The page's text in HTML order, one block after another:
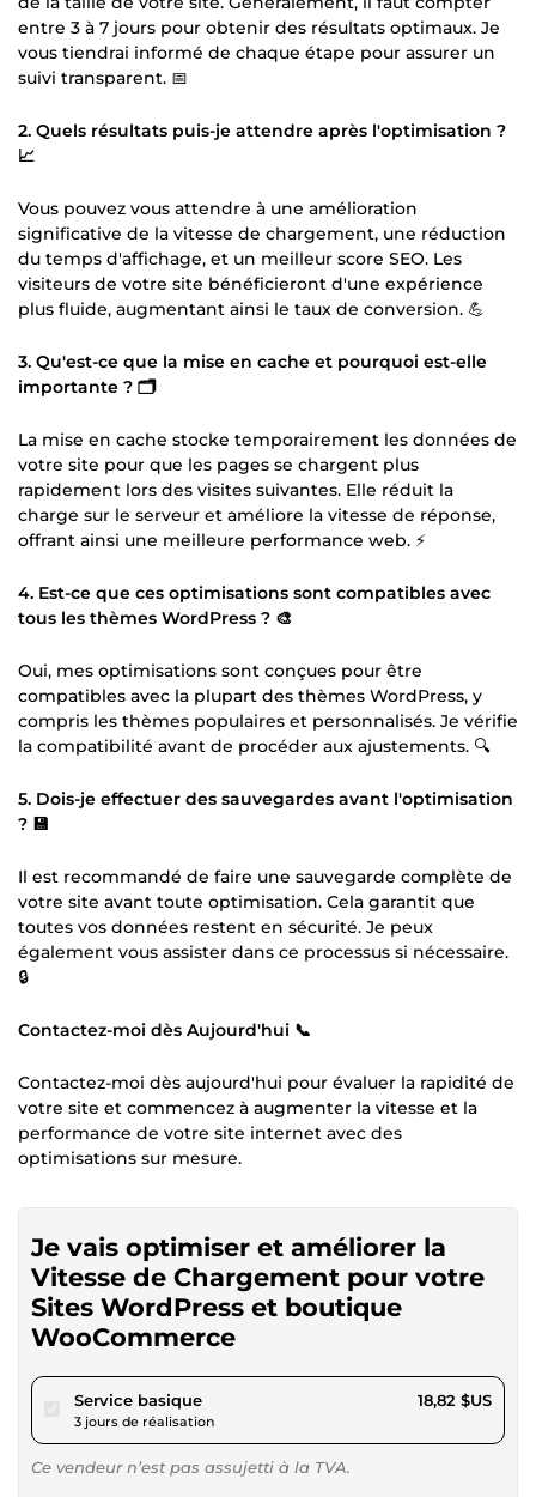
entre 3 à 7 jours pour obtenir des résultats optimaux. Je
vous tiendrai informé de chaque étape pour assurer un
suivi transparent. 📅
2. Quels résultats puis-je attendre après l'optimisation ?
📈
Vous pouvez vous attendre à une amélioration
significative de la vitesse de chargement, une réduction
du temps d'affichage, et un meilleur score SEO. Les
visiteurs de votre site bénéficieront d'une expérience
plus fluide, augmentant ainsi le taux de conversion. 💪
3. Qu'est-ce que la mise en cache et pourquoi est-elle
importante ? 🗂️
La mise en cache stocke temporairement les données de
votre site pour que les pages se chargent plus
rapidement lors des visites suivantes. Elle réduit la
charge sur le serveur et améliore la vitesse de réponse,
offrant ainsi une meilleure performance web. ⚡
4. Est-ce que ces optimisations sont compatibles avec
tous les thèmes WordPress ? 🎨
Oui, mes optimisations sont conçues pour être
compatibles avec la plupart des thèmes WordPress, y
compris les thèmes populaires et personnalisés. Je vérifie
la compatibilité avant de procéder aux ajustements. 🔍
5. Dois-je effectuer des sauvegardes avant l'optimisation
? 💾
Il est recommandé de faire une sauvegarde complète de
votre site avant toute optimisation. Cela garantit que
toutes vos données restent en sécurité. Je peux
également vous assister dans ce processus si nécessaire.
🔒
Contactez-moi dès Aujourd'hui 📞
Contactez-moi dès aujourd'hui pour évaluer la rapidité de
votre site et commencez à augmenter la vitesse et la
performance de votre site internet avec des
optimisations sur mesure.
Je vais optimiser et améliorer la
Vitesse de Chargement pour votre
Sites WordPress et boutique
WooCommerce
Service basiquepour 17,34 $US
3 jours de réalisation
18,82 $US
Ce vendeur n’est pas assujetti à la TVA.